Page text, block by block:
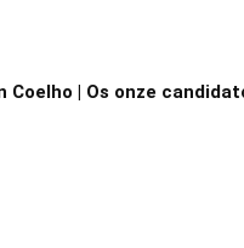
Coelho | Os onze